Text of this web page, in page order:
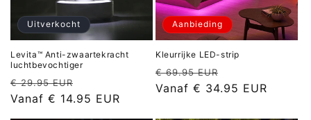
Uitverkocht
Levita™ Anti-zwaartekracht
luchtbevochtiger
Normale
prijs
€ 29.95 EUR
Aanbiedingsprijs
Vanaf € 14.95 EUR
Aanbieding
Kleurrijke LED-strip
Normale
prijs
€ 69.95 EUR
Vanaf € 34.95 EUR